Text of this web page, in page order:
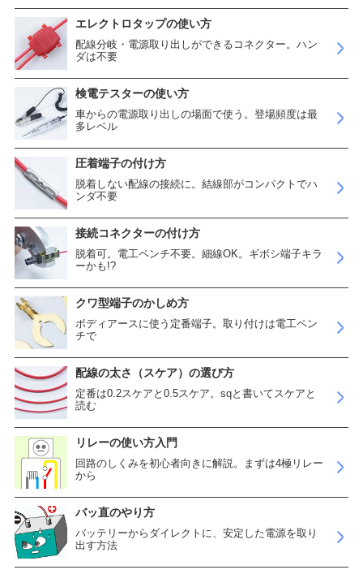
エレクトロタップの使い方
配線分岐・電源取り出しができるコネクター。ハン
ダは不要
検電テスターの使い方
車からの電源取り出しの場面で使う。登場頻度は最
多レベル
圧着端子の付け方
脱着しない配線の接続に。結線部がコンパクトでハ
ンダ不要
接続コネクターの付け方
脱着可。電工ペンチ不要。細線OK。ギボシ端子キラ
ーかも!?
クワ型端子のかしめ方
ボディアースに使う定番端子。取り付けは電工ペン
チで
配線の太さ（スケア）の選び方
定番は0.2スケアと0.5スケア。sqと書いてスケアと
読む
リレーの使い方入門
回路のしくみを初心者向きに解説。まずは4極リレー
から
バッ直のやり方
バッテリーからダイレクトに、安定した電源を取り
出す方法